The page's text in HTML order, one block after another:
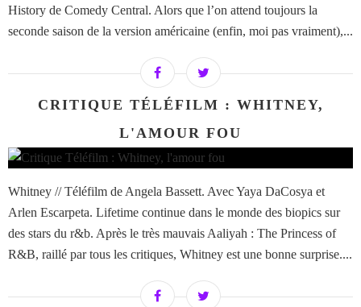
History de Comedy Central. Alors que l’on attend toujours la
seconde saison de la version américaine (enfin, moi pas vraiment),...
CRITIQUE TÉLÉFILM : WHITNEY,
L'AMOUR FOU
Whitney // Téléfilm de Angela Bassett. Avec Yaya DaCosya et
Arlen Escarpeta. Lifetime continue dans le monde des biopics sur
des stars du r&b. Après le très mauvais Aaliyah : The Princess of
R&B, raillé par tous les critiques, Whitney est une bonne surprise....